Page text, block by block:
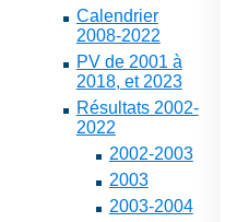
Calendrier
2008-2022
PV de 2001 à
2018, et 2023
Résultats 2002-
2022
2002-2003
2003
2003-2004